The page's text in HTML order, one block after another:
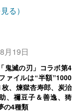
る）
月19日
鬼滅の刃」コラボ第4
ァイルは“半額”1000
、煉獄杏寿郎、炭治
、禰豆子＆善逸、猗
の4種類